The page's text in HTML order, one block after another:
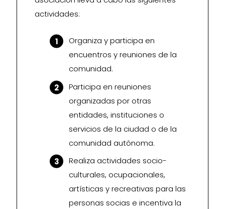
actividades:
Organiza y participa en
encuentros y reuniones de la
comunidad.
Participa en reuniones
organizadas por otras
entidades, instituciones o
servicios de la ciudad o de la
comunidad autónoma.
Realiza actividades socio-
culturales, ocupacionales,
artísticas y recreativas para las
personas socias e incentiva la